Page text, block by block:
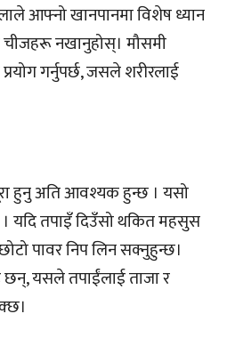
आफ्नो खानपानमा विशेष ध्यान
नखानुहोस्। मौसमी
गर्नुपर्छ, जसले शरीरलाई
हुनु अति आवश्यक हुन्छ । यसो
। यदि तपाइँ दिउँसो थकित महसुस
पावर निप लिन सक्नुहुन्छ।
यसले तपाईंलाई ताजा र